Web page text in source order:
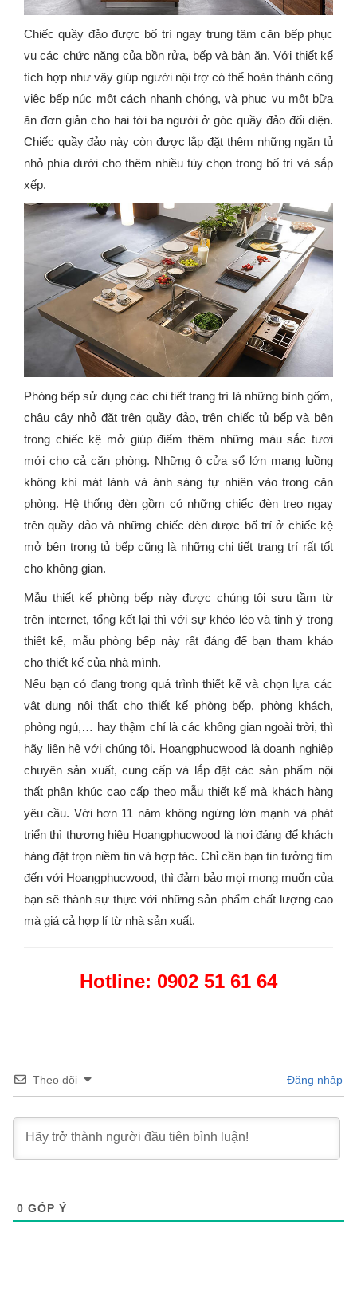
Chiếc quầy đảo được bố trí ngay trung tâm căn bếp phục
vụ các chức năng của bồn rửa, bếp và bàn ăn. Với thiết kế
tích hợp như vậy giúp người nội trợ có thể hoàn thành công
việc bếp núc một cách nhanh chóng, và phục vụ một bữa
ăn đơn giản cho hai tới ba người ở góc quầy đảo đối diện.
Chiếc quầy đảo này còn được lắp đặt thêm những ngăn tủ
nhỏ phía dưới cho thêm nhiều tùy chọn trong bố trí và sắp
xếp.
Phòng bếp sử dụng các chi tiết trang trí là những bình gốm,
chậu cây nhỏ đặt trên quầy đảo, trên chiếc tủ bếp và bên
trong chiếc kệ mở giúp điểm thêm những màu sắc tươi
mới cho cả căn phòng. Những ô cửa sổ lớn mang luồng
không khí mát lành và ánh sáng tự nhiên vào trong căn
phòng. Hệ thống đèn gồm có những chiếc đèn treo ngay
trên quầy đảo và những chiếc đèn được bố trí ở chiếc kệ
mở bên trong tủ bếp cũng là những chi tiết trang trí rất tốt
cho không gian.
Mẫu thiết kế phòng bếp này được chúng tôi sưu tầm từ
trên internet, tổng kết lại thì với sự khéo léo và tinh ý trong
thiết kế, mẫu phòng bếp này rất đáng để bạn tham khảo
cho thiết kế của nhà mình.
Nếu bạn có đang trong quá trình thiết kế và chọn lựa các
vật dụng nội thất cho thiết kế phòng bếp, phòng khách,
phòng ngủ,… hay thậm chí là các không gian ngoài trời, thì
hãy liên hệ với chúng tôi. Hoangphucwood là doanh nghiệp
chuyên sản xuất, cung cấp và lắp đặt các sản phẩm nội
thất phân khúc cao cấp theo mẫu thiết kế mà khách hàng
yêu cầu. Với hơn 11 năm không ngừng lớn mạnh và phát
triển thì thương hiệu Hoangphucwood là nơi đáng để khách
hàng đặt trọn niềm tin và hợp tác. Chỉ cần bạn tin tưởng tìm
đến với Hoangphucwood, thì đảm bảo mọi mong muốn của
bạn sẽ thành sự thực với những sản phẩm chất lượng cao
mà giá cả hợp lí từ nhà sản xuất.
Hotline: 0902 51 61 64
Theo dõi Đăng nhập
0 GÓP Ý